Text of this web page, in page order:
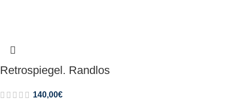
Retrospiegel. Randlos
140,00€